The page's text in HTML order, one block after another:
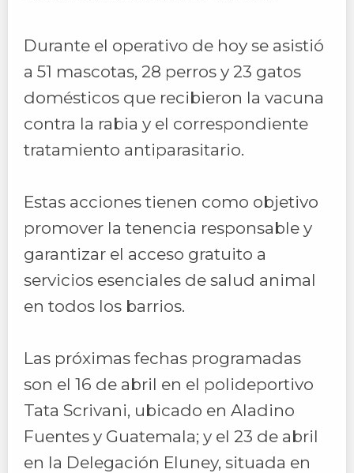
Durante el operativo de hoy se asistió
a 51 mascotas, 28 perros y 23 gatos
domésticos que recibieron la vacuna
contra la rabia y el correspondiente
tratamiento antiparasitario.
Estas acciones tienen como objetivo
promover la tenencia responsable y
garantizar el acceso gratuito a
servicios esenciales de salud animal
en todos los barrios.
Las próximas fechas programadas
son el 16 de abril en el polideportivo
Tata Scrivani, ubicado en Aladino
Fuentes y Guatemala; y el 23 de abril
en la Delegación Eluney, situada en